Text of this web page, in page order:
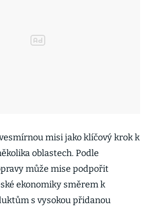
misi jako klíčový krok k
oblastech. Podle
může mise podpořit
ekonomiky směrem k
s vysokou přidanou